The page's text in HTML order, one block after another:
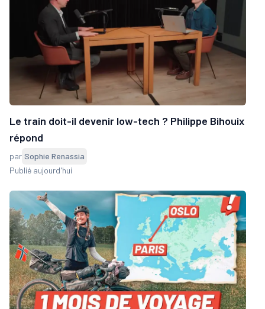
Le train doit-il devenir low-tech ? Philippe Bihouix
répond
par Sophie Renassia
Publié aujourd'hui